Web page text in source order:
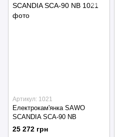
Артикул: 1021
Електрокам'янкa SAWO
SCANDIA SCA-90 NB
25 272 грн